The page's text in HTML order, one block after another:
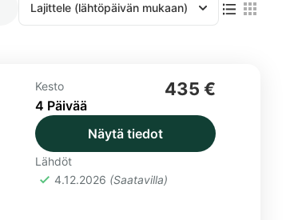
Lajittele (lähtöpäivän mukaan)
Kesto
4 Päivää
435 €
Näytä tiedot
Lähdöt
4.12.2026 (Saatavilla)